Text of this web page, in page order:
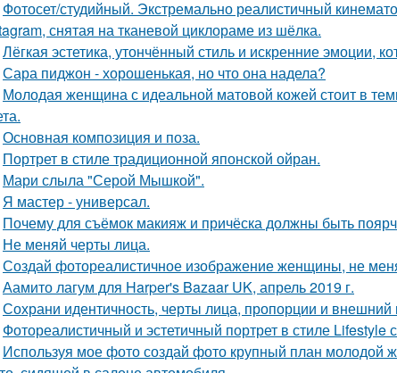
Фотосет/студийный. Экстремально реалистичный
снятая на тканевой циклораме из шёлка.
Лёгкая эстетика, утончённый стиль и искренние эмоции,
Сара пиджон - хорошенькая, но что она надела?
Молодая женщина с идеальной матовой кожей стоит в
Основная композиция и поза.
Портрет в стиле традиционной японской ойран.
Мари слыла "Серой Мышкой".
Я мастер - универсал.
Почему для съёмок макияж и причёска должны быть
Не меняй черты лица.
Создай фотореалистичное изображение женщины, не
Аамито лагум для Harper's Bazaar UK, апрель 2019 г.
Сохрани идентичность, черты лица, пропорции и
Фотореалистичный и эстетичный портрет в стиле Lifestyle
Используя мое фото создай фото крупный план молодой